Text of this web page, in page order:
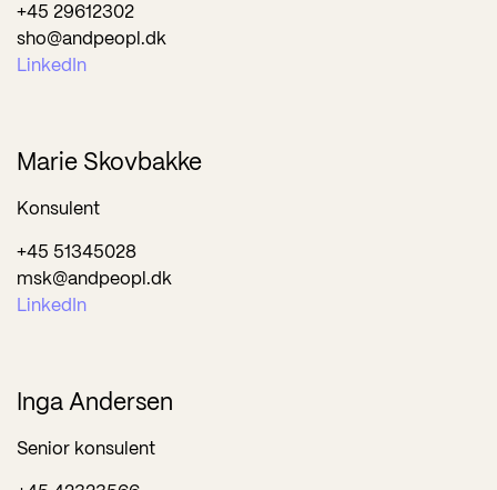
+45 29612302
sho@andpeopl.dk
LinkedIn
Marie Skovbakke
Konsulent
+45 51345028
msk@andpeopl.dk
LinkedIn
Inga Andersen
Senior konsulent